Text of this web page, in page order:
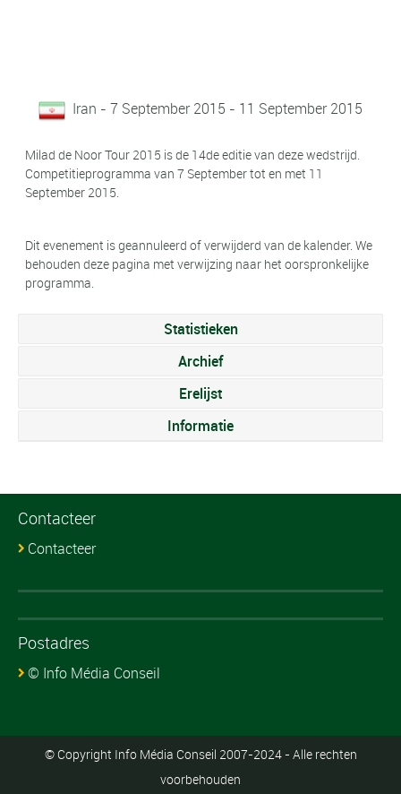
Iran - 7 September 2015 - 11 September 2015
Milad de Noor Tour 2015 is de 14de editie van deze wedstrijd.
Competitieprogramma van 7 September tot en met 11
September 2015.
Dit evenement is geannuleerd of verwijderd van de kalender. We
behouden deze pagina met verwijzing naar het oorspronkelijke
programma.
Statistieken
Archief
Erelijst
Informatie
Contacteer
Contacteer
Postadres
© Info Média Conseil
© Copyright Info Média Conseil 2007-2024 - Alle rechten
voorbehouden